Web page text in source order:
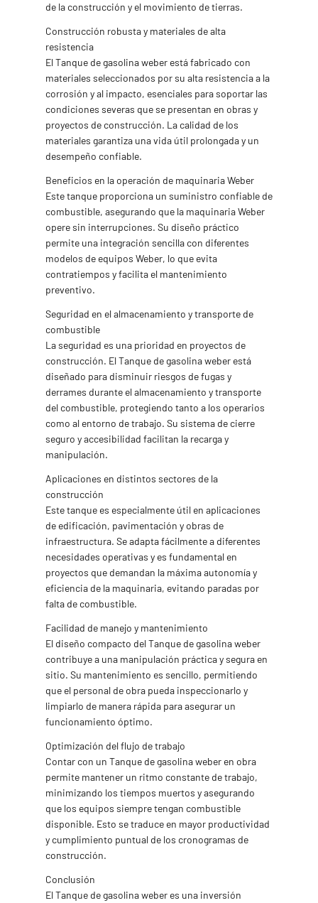
de la construcción y el movimiento de tierras.
Construcción robusta y materiales de alta
resistencia
El Tanque de gasolina weber está fabricado con
materiales seleccionados por su alta resistencia a la
corrosión y al impacto, esenciales para soportar las
condiciones severas que se presentan en obras y
proyectos de construcción. La calidad de los
materiales garantiza una vida útil prolongada y un
desempeño confiable.
Beneficios en la operación de maquinaria Weber
Este tanque proporciona un suministro confiable de
combustible, asegurando que la maquinaria Weber
opere sin interrupciones. Su diseño práctico
permite una integración sencilla con diferentes
modelos de equipos Weber, lo que evita
contratiempos y facilita el mantenimiento
preventivo.
Seguridad en el almacenamiento y transporte de
combustible
La seguridad es una prioridad en proyectos de
construcción. El Tanque de gasolina weber está
diseñado para disminuir riesgos de fugas y
derrames durante el almacenamiento y transporte
del combustible, protegiendo tanto a los operarios
como al entorno de trabajo. Su sistema de cierre
seguro y accesibilidad facilitan la recarga y
manipulación.
Aplicaciones en distintos sectores de la
construcción
Este tanque es especialmente útil en aplicaciones
de edificación, pavimentación y obras de
infraestructura. Se adapta fácilmente a diferentes
necesidades operativas y es fundamental en
proyectos que demandan la máxima autonomía y
eficiencia de la maquinaria, evitando paradas por
falta de combustible.
Facilidad de manejo y mantenimiento
El diseño compacto del Tanque de gasolina weber
contribuye a una manipulación práctica y segura en
sitio. Su mantenimiento es sencillo, permitiendo
que el personal de obra pueda inspeccionarlo y
limpiarlo de manera rápida para asegurar un
funcionamiento óptimo.
Optimización del flujo de trabajo
Contar con un Tanque de gasolina weber en obra
permite mantener un ritmo constante de trabajo,
minimizando los tiempos muertos y asegurando
que los equipos siempre tengan combustible
disponible. Esto se traduce en mayor productividad
y cumplimiento puntual de los cronogramas de
construcción.
Conclusión
El Tanque de gasolina weber es una inversión